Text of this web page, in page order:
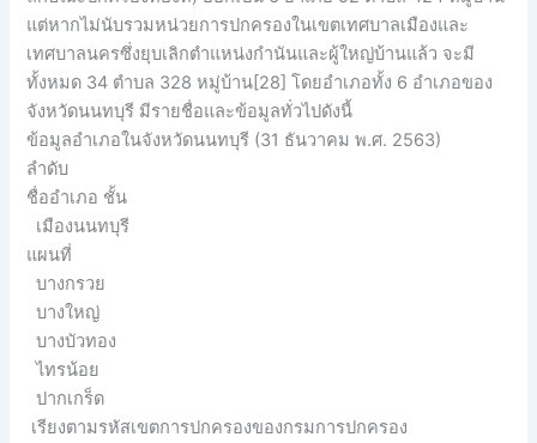
แต่หากไม่นับรวมหน่วยการปกครองในเขตเทศบาลเมืองและ
เทศบาลนครซึ่งยุบเลิกตำแหน่งกำนันและผู้ใหญ่บ้านแล้ว จะมี
ทั้งหมด 34 ตำบล 328 หมู่บ้าน[28] โดยอำเภอทั้ง 6 อำเภอของ
จังหวัดนนทบุรี มีรายชื่อและข้อมูลทั่วไปดังนี้
ข้อมูลอำเภอในจังหวัดนนทบุรี (31 ธันวาคม พ.ศ. 2563)
ลำดับ
ชื่ออำเภอ ชั้น
เมืองนนทบุรี
แผนที่
บางกรวย
บางใหญ่
บางบัวทอง
ไทรน้อย
ปากเกร็ด
เรียงตามรหัสเขตการปกครองของกรมการปกครอง